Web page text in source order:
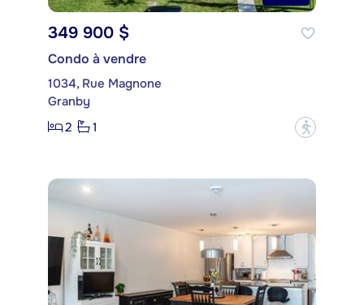
349 900 $
Condo à vendre
1034, Rue Magnone
Granby
2
1 ?